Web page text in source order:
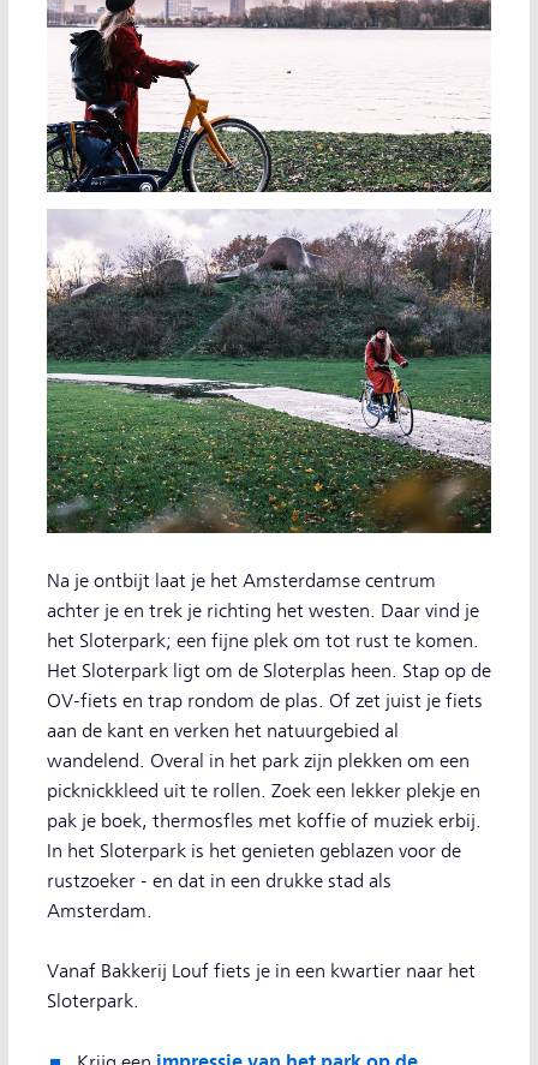
Na je ontbijt laat je het Amsterdamse centrum
achter je en trek je richting het westen. Daar vind je
het Sloterpark; een fijne plek om tot rust te komen.
Het Sloterpark ligt om de Sloterplas heen. Stap op de
OV-fiets en trap rondom de plas. Of zet juist je fiets
aan de kant en verken het natuurgebied al
wandelend. Overal in het park zijn plekken om een
picknickkleed uit te rollen. Zoek een lekker plekje en
pak je boek, thermosfles met koffie of muziek erbij.
In het Sloterpark is het genieten geblazen voor de
rustzoeker - en dat in een drukke stad als
Amsterdam.
Vanaf Bakkerij Louf fiets je in een kwartier naar het
Sloterpark.